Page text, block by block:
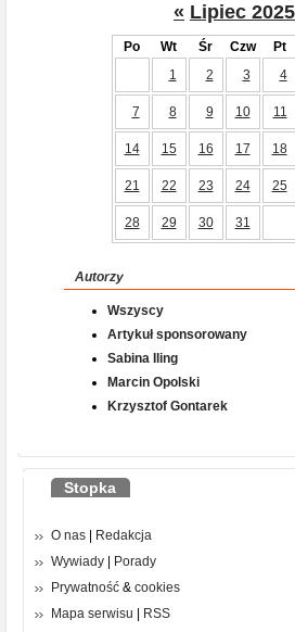
« Lipiec 2025
Po Wt Śr Czw Pt
1
2 3 4
7 8 9 10 11
14 15 16 17 18
21 22 23 24 25
28 29 30 31
Autorzy
Wszyscy
Artykuł sponsorowany
Sabina Iling
Marcin Opolski
Krzysztof Gontarek
Stopka
O nas
Redakcja
Wywiady
Porady
Prywatność & cookies
Mapa serwisu
RSS